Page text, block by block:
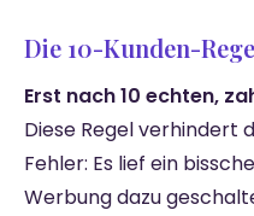
Die 10-Kunden-
Erst nach 10 echten,
Diese Regel verhindert
Fehler: Es lief ein
Werbung dazu